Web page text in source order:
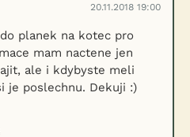
20.11.2018 19:00
planek na kotec pro
mam nactene jen
ale i kdybyste meli
je poslechnu. Dekuji :)